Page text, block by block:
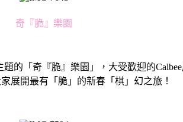
奇『脆』樂園
「奇『脆』樂園」，大受歡迎的Calbee
展開最有「脆」的新春「棋」幻之旅！